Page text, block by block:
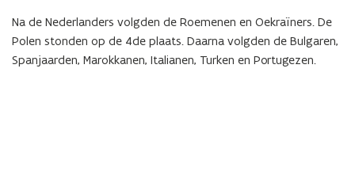
Na de Nederlanders volgden de Roemenen en Oekraïners. De
Polen stonden op de 4de plaats. Daarna volgden de Bulgaren,
Spanjaarden, Marokkanen, Italianen, Turken en Portugezen.